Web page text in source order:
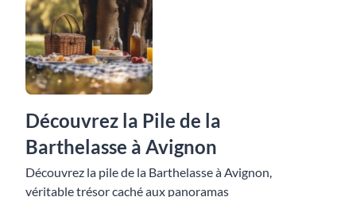
Découvrez la Pile de la
Barthelasse à Avignon
Découvrez la pile de la Barthelasse à Avignon,
véritable trésor caché aux panoramas